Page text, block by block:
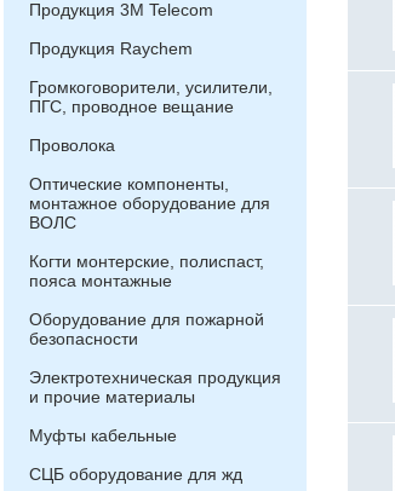
Продукция 3М Telecom
Продукция Raychem
Громкоговорители, усилители,
ПГС, проводное вещание
Проволока
Оптические компоненты,
монтажное оборудование для
ВОЛС
Когти монтерские, полиспаст,
пояса монтажные
Оборудование для пожарной
безопасности
Электротехническая продукция
и прочие материалы
Муфты кабельные
СЦБ оборудование для жд